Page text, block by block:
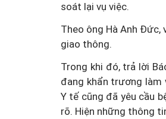
soát lại vụ việc.
Theo ông Hà Anh Đức,
giao thông.
Trong khi đó, trả lời
đang khẩn trương làm
Y tế cũng đã yêu cầu
rõ. Hiện những thông
Đổi
Luật An